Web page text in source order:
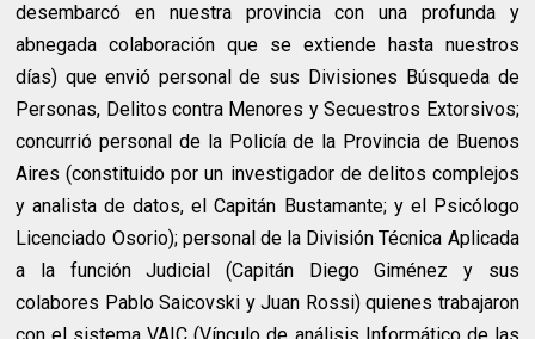
desembarcó en nuestra provincia con una profunda y
abnegada colaboración que se extiende hasta nuestros
días) que envió personal de sus Divisiones Búsqueda de
Personas, Delitos contra Menores y Secuestros Extorsivos;
concurrió personal de la Policía de la Provincia de Buenos
Aires (constituido por un investigador de delitos complejos
y analista de datos, el Capitán Bustamante; y el Psicólogo
Licenciado Osorio); personal de la División Técnica Aplicada
a la función Judicial (Capitán Diego Giménez y sus
colabores Pablo Saicovski y Juan Rossi) quienes trabajaron